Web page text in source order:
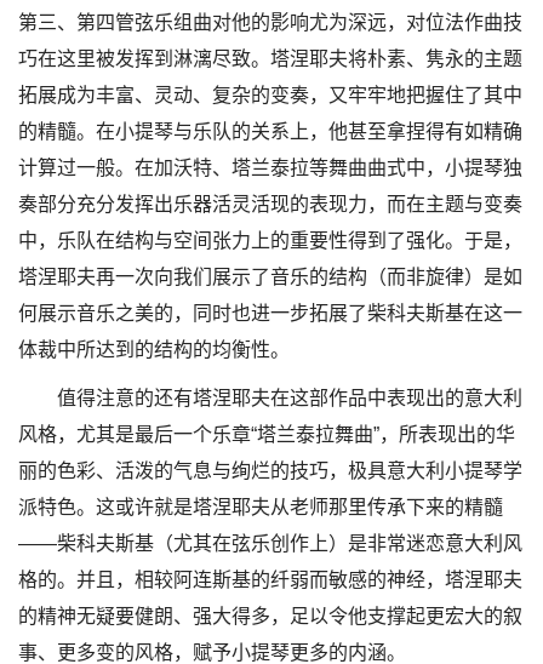
第三、第四管弦乐组曲对他的影响尤为深远，对位法作曲技
巧在这里被发挥到淋漓尽致。塔涅耶夫将朴素、隽永的主题
拓展成为丰富、灵动、复杂的变奏，又牢牢地把握住了其中
的精髓。在小提琴与乐队的关系上，他甚至拿捏得有如精确
计算过一般。在加沃特、塔兰泰拉等舞曲曲式中，小提琴独
奏部分充分发挥出乐器活灵活现的表现力，而在主题与变奏
中，乐队在结构与空间张力上的重要性得到了强化。于是，
塔涅耶夫再一次向我们展示了音乐的结构（而非旋律）是如
何展示音乐之美的，同时也进一步拓展了柴科夫斯基在这一
体裁中所达到的结构的均衡性。
值得注意的还有塔涅耶夫在这部作品中表现出的意大利
风格，尤其是最后一个乐章“塔兰泰拉舞曲”，所表现出的华
丽的色彩、活泼的气息与绚烂的技巧，极具意大利小提琴学
派特色。这或许就是塔涅耶夫从老师那里传承下来的精髓
——柴科夫斯基（尤其在弦乐创作上）是非常迷恋意大利风
格的。并且，相较阿连斯基的纤弱而敏感的神经，塔涅耶夫
的精神无疑要健朗、强大得多，足以令他支撑起更宏大的叙
事、更多变的风格，赋予小提琴更多的内涵。